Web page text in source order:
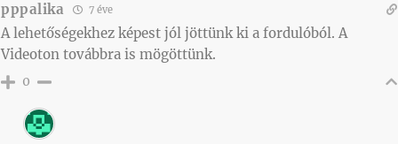
pppalika 7 éve
A lehetőségekhez képest jól jöttünk ki a fordulóból. A
Videoton továbbra is mögöttünk.
0